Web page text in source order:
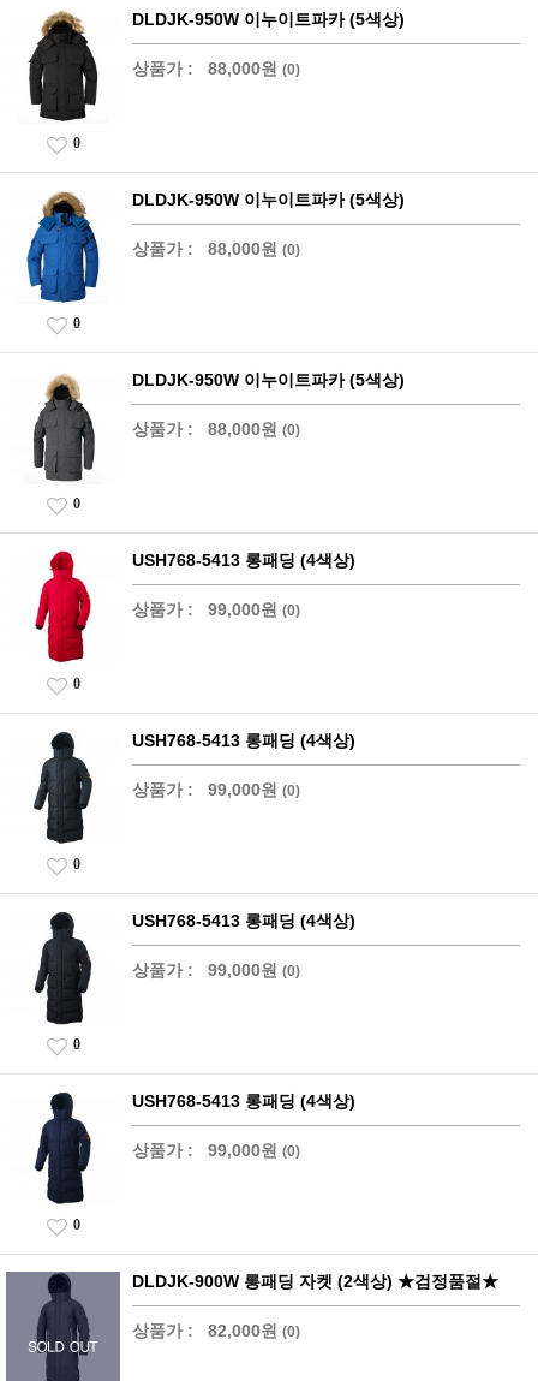
DLDJK-950W 이누이트파카 (5색상)
상품가 : 88,000원 (0)
0
DLDJK-950W 이누이트파카 (5색상)
상품가 : 88,000원 (0)
0
DLDJK-950W 이누이트파카 (5색상)
상품가 : 88,000원 (0)
0
USH768-5413 롱패딩 (4색상)
상품가 : 99,000원 (0)
0
USH768-5413 롱패딩 (4색상)
상품가 : 99,000원 (0)
0
USH768-5413 롱패딩 (4색상)
상품가 : 99,000원 (0)
0
USH768-5413 롱패딩 (4색상)
상품가 : 99,000원 (0)
0
DLDJK-900W 롱패딩 자켓 (2색상) ★검정품절★
상품가 : 82,000원 (0)